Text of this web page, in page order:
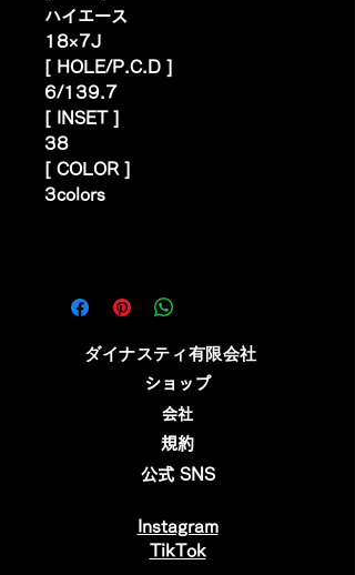
ハイエース
18×7J
[ HOLE/P.C.D ]
6/139.7
[ INSET ]
38
[ COLOR ]
3colors
​ダイナスティ有限会社
ショップ
会社
規約
公式 SNS
Instagram
​TikTok